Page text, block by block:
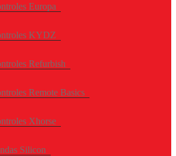
Europa
KYDZ
Refurbish
Remote Basics
Xhorse
Silicon